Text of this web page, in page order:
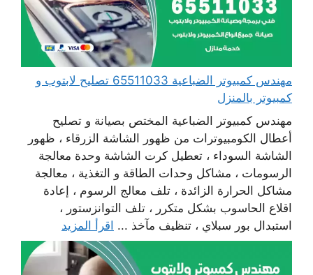
مهندس كمبيوتر الضباعية 65511033 تصليح لابتوب و
كمبيوتر بالمنزل
مهندس كمبيوتر الضباعية المختص بصيانة و تصليح
أعطال الكومبيوترات من ظهور الشاشة الزرقاء ، ظهور
الشاشة السوداء ، تعطيل كرت الشاشة وحدة معالجة
الرسومات ، مشاكل وحدات الطاقة و التغذية ، معالجة
مشاكل الحرارة الزائدة ، تلف معالج الرسوم ، إعادة
اقلاع الحاسوب بشكل متكرر ، تلف التوانزستور ،
استبدال بور سبلاي ، تنظيف مآخذ ... اقرأ المزيد